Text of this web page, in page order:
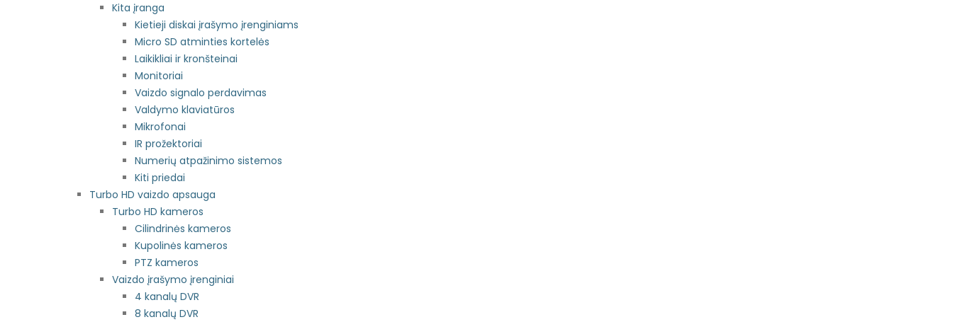
Kita įranga
Kietieji diskai įrašymo įrenginiams
Micro SD atminties kortelės
Laikikliai ir kronšteinai
Monitoriai
Vaizdo signalo perdavimas
Valdymo klaviatūros
Mikrofonai
IR prožektoriai
Numerių atpažinimo sistemos
Kiti priedai
Turbo HD vaizdo apsauga
Turbo HD kameros
Cilindrinės kameros
Kupolinės kameros
PTZ kameros
Vaizdo įrašymo įrenginiai
4 kanalų DVR
8 kanalų DVR